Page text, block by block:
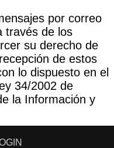
por correo
través de los
su derecho de
de estos
lo dispuesto en el
34/2002 de
la Información y